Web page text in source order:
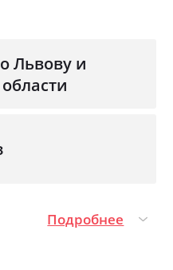
Львову и
Подробнее